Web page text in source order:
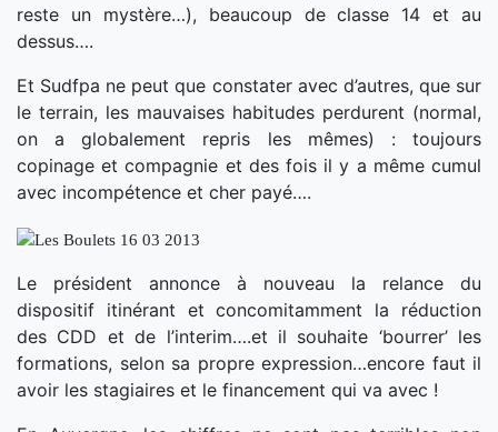
reste un mystère…), beaucoup de classe 14 et au
dessus….
Et Sudfpa ne peut que constater avec d’autres, que sur
le terrain, les mauvaises habitudes perdurent (normal,
on a globalement repris les mêmes) : toujours
copinage et compagnie et des fois il y a même cumul
avec incompétence et cher payé….
Le président annonce à nouveau la relance du
dispositif itinérant et concomitamment la réduction
des CDD et de l’interim….et il souhaite ‘bourrer’ les
formations, selon sa propre expression…encore faut il
avoir les stagiaires et le financement qui va avec !